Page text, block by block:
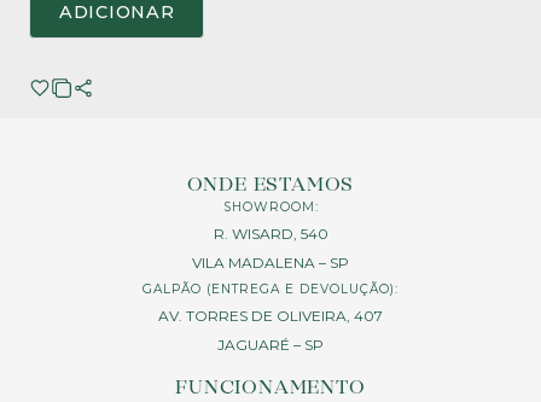
ADICIONAR
ONDE ESTAMOS
SHOWROOM:
R. WISARD, 540
VILA MADALENA – SP
GALPÃO (ENTREGA E DEVOLUÇÃO):
AV. TORRES DE OLIVEIRA, 407
JAGUARÉ – SP
FUNCIONAMENTO